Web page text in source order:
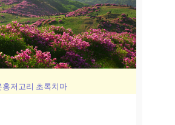
홍저고리 초록치마